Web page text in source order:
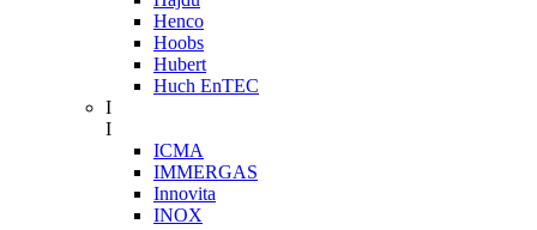
Henco
Hoobs
Hubert
Huch EnTEC
I
I
ICMA
IMMERGAS
Innovita
INOX